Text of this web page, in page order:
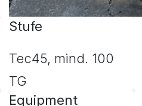
Stufe
Tec45, mind. 100
TG
Equipment